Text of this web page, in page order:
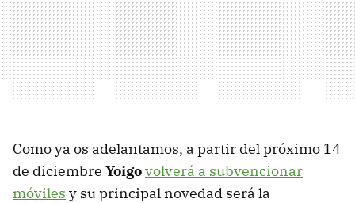
Como ya os adelantamos, a partir del próximo 14
de diciembre Yoigovolverá a subvencionar
móviles y su principal novedad será la